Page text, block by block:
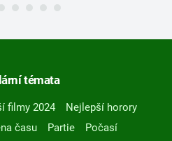
témata
filmy 2024
Nejlepší horory
času Partie
Počasí